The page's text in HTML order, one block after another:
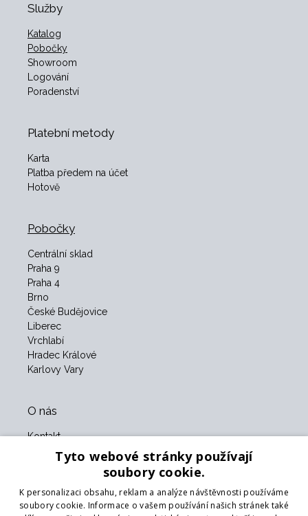
Služby
Katalog
Pobočky
Showroom
Logování
Poradenství
Platební metody
Karta
Platba předem na účet
Hotově
Pobočky
Centrální sklad
Praha 9
Praha 4
Brno
České Budějovice
Liberec
Vrchlabí
Hradec Králové
Karlovy Vary
O nás
Kontakt
Obchodní podmínky
Naši partneři
Tyto webové stránky používají
soubory cookie.
K personalizaci obsahu, reklam a analýze návštěvnosti používáme
soubory cookie. Informace o vašem používání našich stránek také